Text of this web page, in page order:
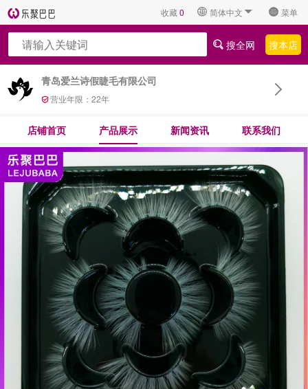
收藏0 简体中文 菜单
青岛爱兰诗假睫毛有限公司
营业年限： 22年
搜全网 搜本店
店铺首页 产品展示 新闻资讯 联系我们